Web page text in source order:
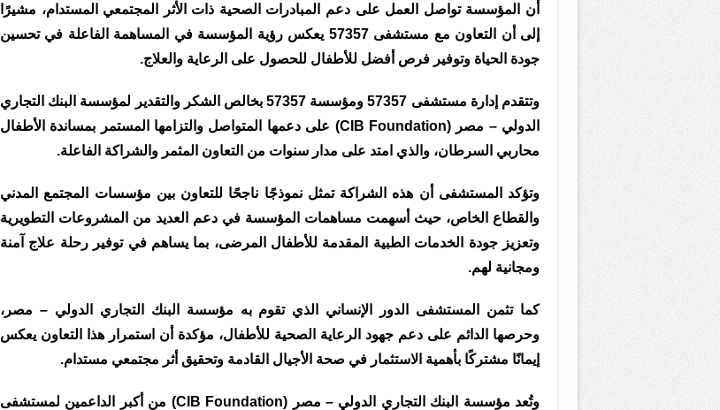
أن المؤسسة تواصل العمل على دعم المبادرات الصحية ذات الأثر المجتمعي المستدام، مشيرًا
إلى أن التعاون مع مستشفى 57357 يعكس رؤية المؤسسة في المساهمة الفاعلة في تحسين
جودة الحياة وتوفير فرص أفضل للأطفال للحصول على الرعاية والعلاج.
وتتقدم إدارة مستشفى 57357 ومؤسسة 57357 بخالص الشكر والتقدير لمؤسسة البنك التجاري
الدولي – مصر (CIB Foundation) على دعمها المتواصل والتزامها المستمر بمساندة الأطفال
محاربي السرطان، والذي امتد على مدار سنوات من التعاون المثمر والشراكة الفاعلة.
وتؤكد المستشفى أن هذه الشراكة تمثل نموذجًا ناجحًا للتعاون بين مؤسسات المجتمع المدني
والقطاع الخاص، حيث أسهمت مساهمات المؤسسة في دعم العديد من المشروعات التطويرية
وتعزيز جودة الخدمات الطبية المقدمة للأطفال المرضى، بما يساهم في توفير رحلة علاج آمنة
ومجانية لهم.
كما تثمن المستشفى الدور الإنساني الذي تقوم به مؤسسة البنك التجاري الدولي – مصر،
وحرصها الدائم على دعم جهود الرعاية الصحية للأطفال، مؤكدة أن استمرار هذا التعاون يعكس
إيمانًا مشتركًا بأهمية الاستثمار في صحة الأجيال القادمة وتحقيق أثر مجتمعي مستدام.
وتُعد مؤسسة البنك التجاري الدولي – مصر (CIB Foundation) من أكبر الداعمين لمستشفى